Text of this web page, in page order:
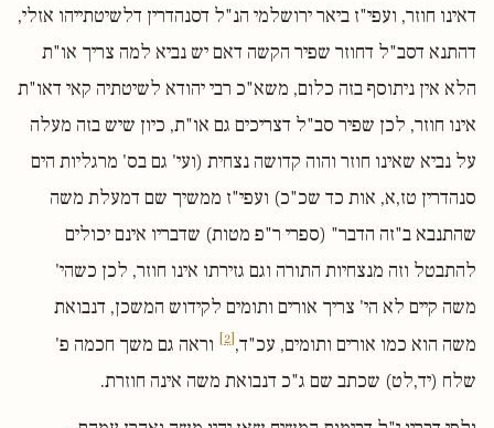
דאינו חוזר, ועפי"ז ביאר ירושלמי הנ"ל דסנהדרין דלשיטתייהו אזלי,
דהתנא דסב"ל דחוזר שפיר הקשה דאם יש נביא למה צריך או"ת
הלא אין ניתוסף בזה כלום, משא"כ רבי יהודא לשיטתיה קאי דאו"ת
אינו חוזר, לכן שפיר סב"ל דצריכים גם או"ת, כיון שיש בזה מעלה
על נביא שאינו חוזר והוה קדושה נצחית (ועי' גם בס' מרגליות הים
סנהדרין טז,א, אות כד שכ"כ) ועפי"ז ממשיך שם דמעלת משה
שהתנבא ב"זה הדבר" (ספרי ר"פ מטות) שדבריו אינם יכולים
להתבטל וזה מנצחיות התורה וגם גזירתו אינו חוזר, לכן כשהי'
משה קיים לא הי' צריך אורים ותומים לקידוש המשכן, דנבואת
משה הוא כמו אורים ותומים, עכ"ד,[2]
וראה גם משך חכמה פ'
שלח (יד,לט) שכתב שם ג"כ דנבואת משה אינה חוזרת.